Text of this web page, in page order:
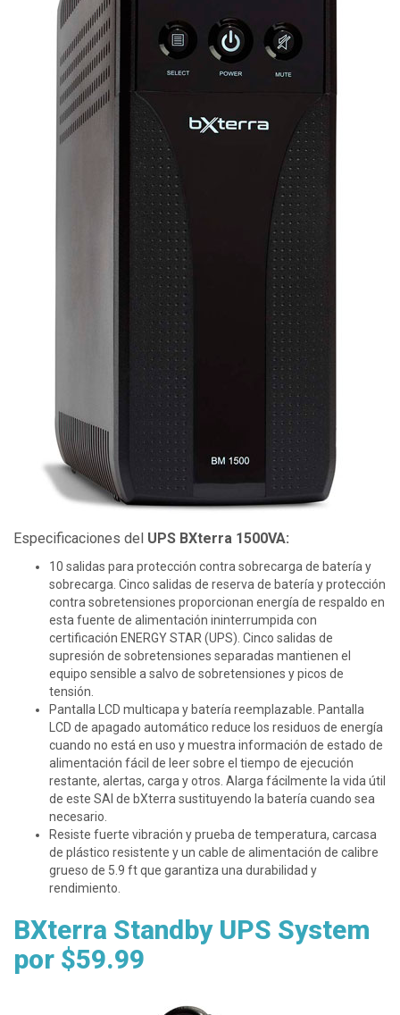
Especificaciones del UPS BXterra 1500VA:
10 salidas para protección contra sobrecarga de batería y
sobrecarga. Cinco salidas de reserva de batería y protección
contra sobretensiones proporcionan energía de respaldo en
esta fuente de alimentación ininterrumpida con
certificación ENERGY STAR (UPS). Cinco salidas de
supresión de sobretensiones separadas mantienen el
equipo sensible a salvo de sobretensiones y picos de
tensión.
Pantalla LCD multicapa y batería reemplazable. Pantalla
LCD de apagado automático reduce los residuos de energía
cuando no está en uso y muestra información de estado de
alimentación fácil de leer sobre el tiempo de ejecución
restante, alertas, carga y otros. Alarga fácilmente la vida útil
de este SAI de bXterra sustituyendo la batería cuando sea
necesario.
Resiste fuerte vibración y prueba de temperatura, carcasa
de plástico resistente y un cable de alimentación de calibre
grueso de 5.9 ft que garantiza una durabilidad y
rendimiento.
BXterra Standby UPS System
por $59.99